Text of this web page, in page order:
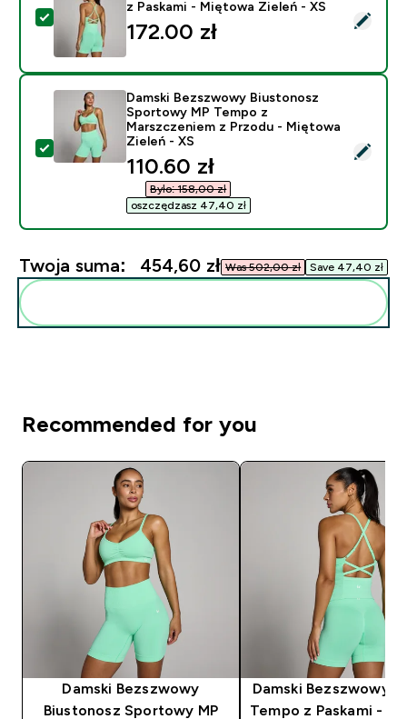
Wybierz ten produkt - Damski Bezszwowy Top MP
z Paskami - Miętowa Zieleń - XS
172.00 zł‎
Wybierz ten produkt - Damski Bezszwowy
Damski Bezszwowy Biustonosz
Sportowy MP Tempo z
Marszczeniem z Przodu - Miętowa
Zieleń - XS
discounted price
110.60 zł‎
Było: 158,00 zł‎
oszczędzasz 47,40 zł‎
Twoja suma: 454,60 zł‎ Was 502,00 zł‎ Save 47,40 zł‎
Recommended for you
Damski Bezszwowy
Biustonosz Sportowy MP
Damski Bezszwowy
Tempo z Paskami -